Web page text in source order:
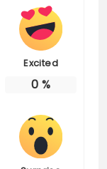
Excited
0 %